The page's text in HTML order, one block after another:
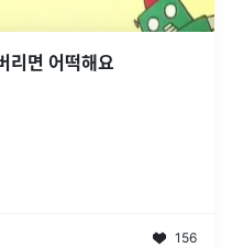
리면 어떡해요
156